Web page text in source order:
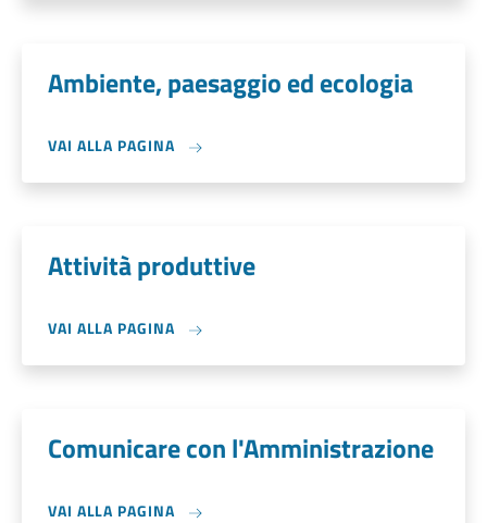
Ambiente, paesaggio ed ecologia
VAI ALLA PAGINA
Attività produttive
VAI ALLA PAGINA
Comunicare con l'Amministrazione
VAI ALLA PAGINA